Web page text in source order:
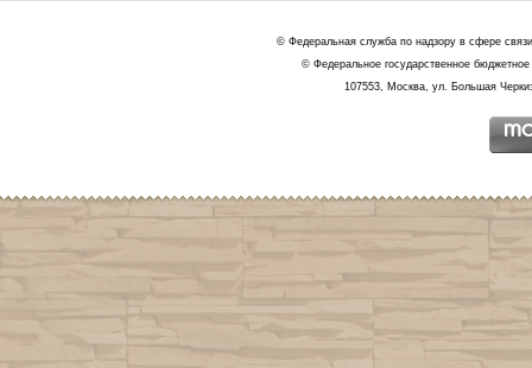
© Федеральная служба по надзору в сфере
© Федеральное государственное
107553, Москва, ул. Большая